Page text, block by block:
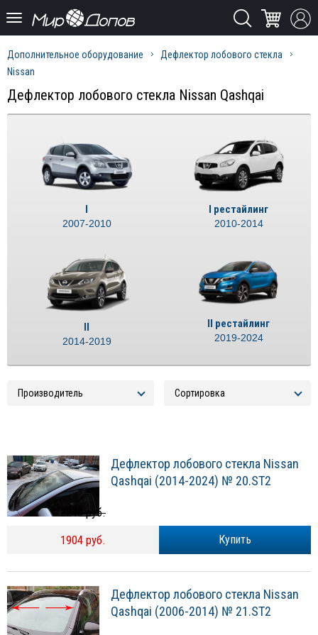
Дополнительное оборудование
Дефлектор лобового стекла
Nissan
Дефлектор лобового стекла Nissan Qashqai
I
2007-2010
I рестайлинг
2010-2014
II
2014-2019
II рестайлинг
2019-2024
Дефлектор лобового стекла Nissan
Qashqai (2014-2024) № 20.ST2
Купить
2240 руб.
1904 руб.
Дефлектор лобового стекла Nissan
Qashqai (2006-2014) № 21.ST2